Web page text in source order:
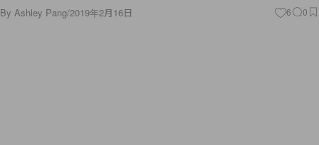
By Ashley Pang/2019年2月16日 6 0